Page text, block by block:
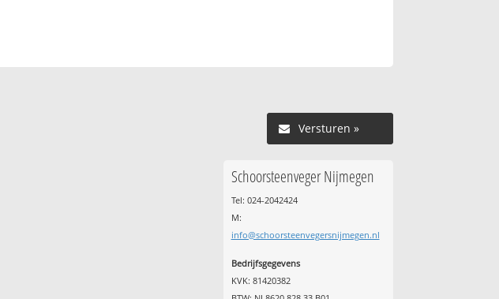
Versturen »
Schoorsteenveger Nijmegen
Tel: 024-2042424
M:
info@schoorsteenvegersnijmegen.nl
Bedrijfsgegevens
KVK: 81420382